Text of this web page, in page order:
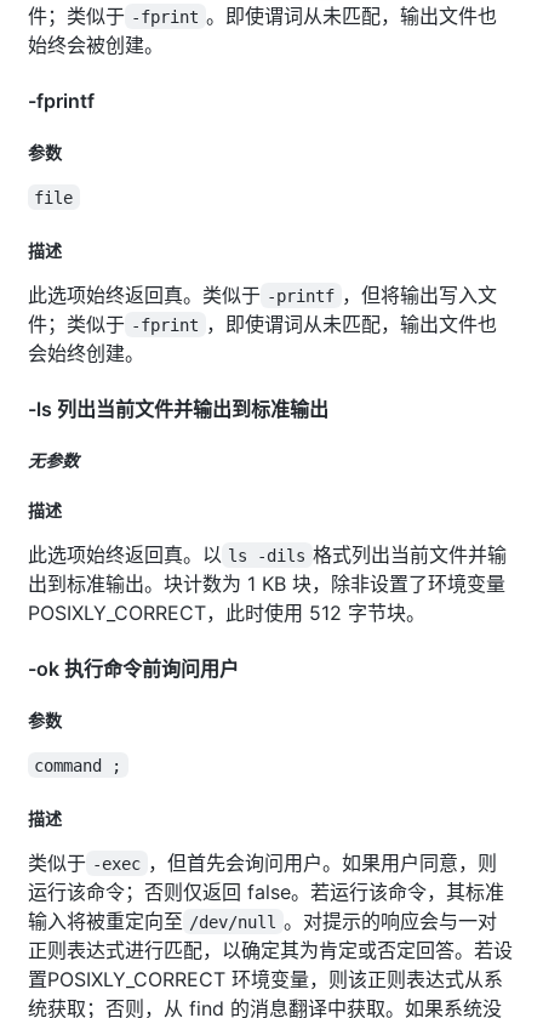
件；类似于 -fprint 。即使谓词从未匹配，输出文件也
始终会被创建。
-fprintf
参数
file
描述
此选项始终返回真。类似于 -printf ，但将输出写入文
件；类似于 -fprint ，即使谓词从未匹配，输出文件也
会始终创建。
-ls 列出当前文件并输出到标准输出
无参数
描述
此选项始终返回真。以 ls -dils 格式列出当前文件并输
出到标准输出。块计数为 1 KB 块，除非设置了环境变量
POSIXLY_CORRECT，此时使用 512 字节块。
-ok 执行命令前询问用户
参数
command ;
描述
类似于 -exec ，但首先会询问用户。如果用户同意，则
运行该命令；否则仅返回 false。若运行该命令，其标准
输入将被重定向至 /dev/null 。对提示的响应会与一对
正则表达式进行匹配，以确定其为肯定或否定回答。若设
置POSIXLY_CORRECT 环境变量，则该正则表达式从系
统获取；否则，从 find 的消息翻译中获取。如果系统没